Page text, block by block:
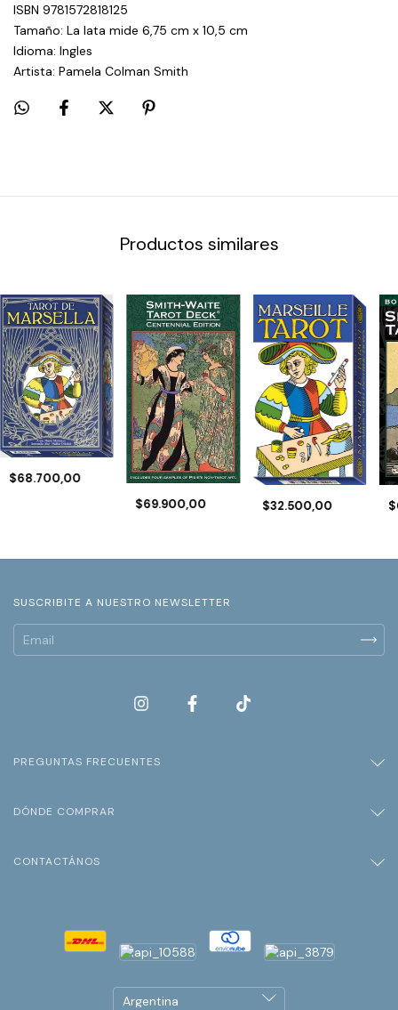
ISBN 9781572818125
Tamaño: La lata mide 6,75 cm x 10,5 cm
Idioma: Ingles
Artista: Pamela Colman Smith
Productos similares
$68.700,00
$69.900,00
$32.500,00
SUSCRIBITE A NUESTRO NEWSLETTER
PREGUNTAS FRECUENTES
DÓNDE COMPRAR
CONTACTÁNOS